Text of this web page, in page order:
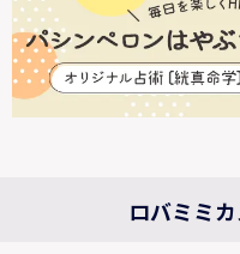
ロバミミ